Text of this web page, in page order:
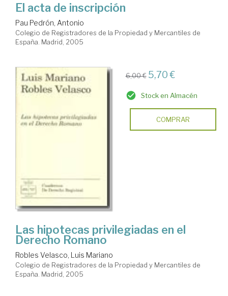
El acta de inscripción
Pau Pedrón, Antonio
Colegio de Registradores de la Propiedad y Mercantiles de
España. Madrid, 2005
6,00 € 5,70 €
Stock en Almacén
COMPRAR
Las hipotecas privilegiadas en el
Derecho Romano
Robles Velasco, Luis Mariano
Colegio de Registradores de la Propiedad y Mercantiles de
España. Madrid, 2005